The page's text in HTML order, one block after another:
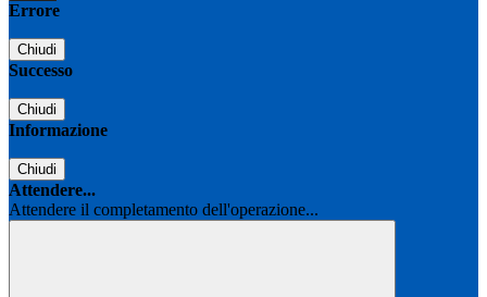
Errore
Chiudi
Successo
Chiudi
Informazione
Chiudi
Attendere...
Attendere il completamento dell'operazione...